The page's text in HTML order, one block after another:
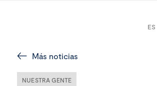
ES
Más noticias
NUESTRA GENTE